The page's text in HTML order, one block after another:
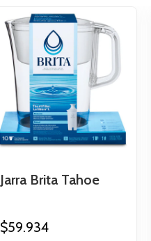
Jarra Brita Tahoe
$59.934